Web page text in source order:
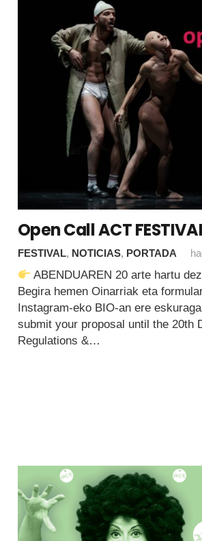
Open Call ACT
FESTIVAL, NOTICIAS, PORTADA
ABENDUAREN 20 arte hartu
Begira hemen Oinarriak eta
Instagram-eko BIO-an ere
submit your proposal until the 20th
Regulations &…